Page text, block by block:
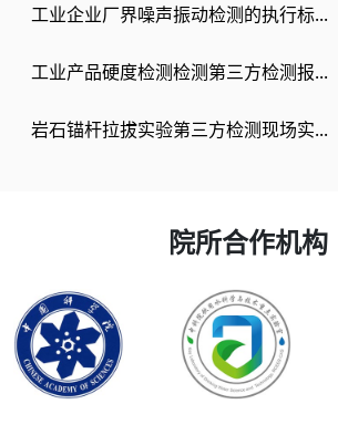
工业企业厂界噪声振动检测的执行标...
工业产品硬度检测检测第三方检测报...
岩石锚杆拉拔实验第三方检测现场实...
院所合作机构